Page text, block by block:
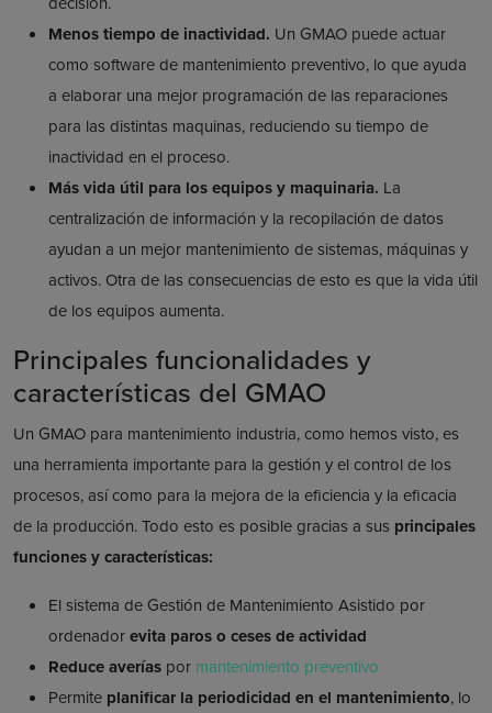
Menos tiempo de inactividad. Un GMAO puede actuar
como software de mantenimiento preventivo, lo que ayuda
a elaborar una mejor programación de las reparaciones
para las distintas maquinas, reduciendo su tiempo de
inactividad en el proceso.
Más vida útil para los equipos y maquinaria. La
centralización de información y la recopilación de datos
ayudan a un mejor mantenimiento de sistemas, máquinas y
activos. Otra de las consecuencias de esto es que la vida útil
de los equipos aumenta.
Principales funcionalidades y
características del GMAO
Un GMAO para mantenimiento industria, como hemos visto, es
una herramienta importante para la gestión y el control de los
procesos, así como para la mejora de la eficiencia y la eficacia
de la producción. Todo esto es posible gracias a sus principales
funciones y características:
El sistema de Gestión de Mantenimiento Asistido por
ordenadorevita paros o ceses de actividad
Reduce averías por mantenimiento preventivo
Permite planificar la periodicidad en el mantenimiento, lo